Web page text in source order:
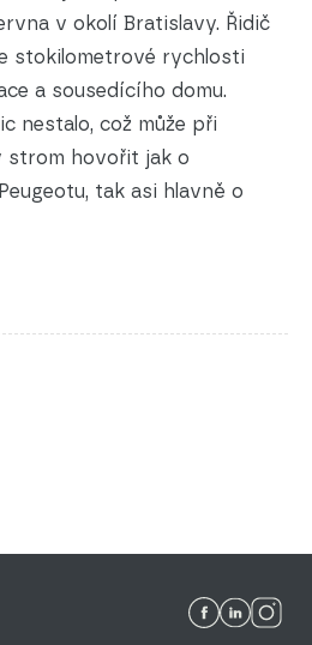
v okolí Bratislavy. Řidič
stokilometrové rychlosti
a sousedícího domu.
nestalo, což může při
strom hovořit jak o
tak asi hlavně o